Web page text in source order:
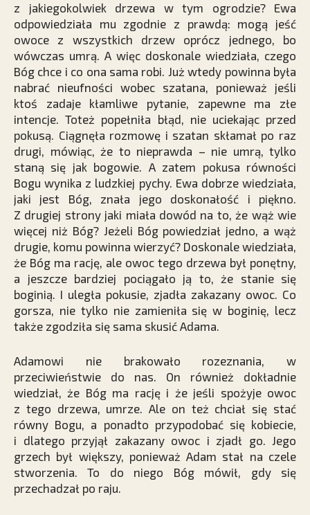
z jakiegokolwiek drzewa w tym ogrodzie? Ewa
odpowiedziała mu zgodnie z prawdą: mogą jeść
owoce z wszystkich drzew oprócz jednego, bo
wówczas umrą. A więc doskonale wiedziała, czego
Bóg chce i co ona sama robi. Już wtedy powinna była
nabrać nieufności wobec szatana, ponieważ jeśli
ktoś zadaje kłamliwe pytanie, zapewne ma złe
intencje. Toteż popełniła błąd, nie uciekając przed
pokusą. Ciągnęła rozmowę i szatan skłamał po raz
drugi, mówiąc, że to nieprawda – nie umrą, tylko
staną się jak bogowie. A zatem pokusa równości
Bogu wynika z ludzkiej pychy. Ewa dobrze wiedziała,
jaki jest Bóg, znała jego doskonałość i piękno.
Z drugiej strony jaki miała dowód na to, że wąż wie
więcej niż Bóg? Jeżeli Bóg powiedział jedno, a wąż
drugie, komu powinna wierzyć? Doskonale wiedziała,
że Bóg ma rację, ale owoc tego drzewa był ponętny,
a jeszcze bardziej pociągało ją to, że stanie się
boginią. I uległa pokusie, zjadła zakazany owoc. Co
gorsza, nie tylko nie zamieniła się w boginię, lecz
także zgodziła się sama skusić Adama.
Adamowi nie brakowało rozeznania, w
przeciwieństwie do nas. On również dokładnie
wiedział, że Bóg ma rację i że jeśli spożyje owoc
z tego drzewa, umrze. Ale on też chciał się stać
równy Bogu, a ponadto przypodobać się kobiecie,
i dlatego przyjął zakazany owoc i zjadł go. Jego
grzech był większy, ponieważ Adam stał na czele
stworzenia. To do niego Bóg mówił, gdy się
przechadzał po raju.